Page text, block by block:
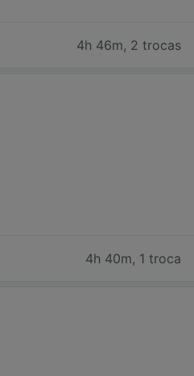
4h 46m, 2 trocas
4h 40m, 1 troca